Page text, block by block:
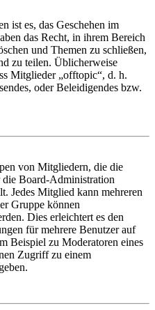
ist es, das Geschehen im
das Recht, in ihrem Bereich
und Themen zu schließen,
zu teilen. Üblicherweise
Mitglieder „offtopic“, d. h.
oder Beleidigendes bzw.
von Mitgliedern, die die
Board-Administration
Jedes Mitglied kann mehreren
Gruppe können
Dies erleichtert es den
für mehrere Benutzer auf
Beispiel zu Moderatoren eines
Zugriff zu einem